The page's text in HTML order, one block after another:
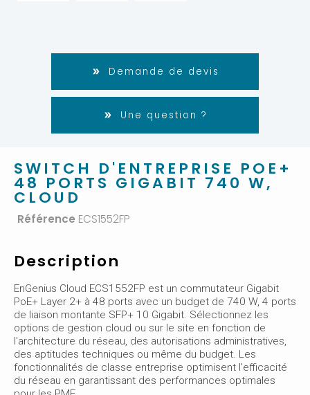
Demande de devis
Une question ?
SWITCH D'ENTREPRISE POE+
48 PORTS GIGABIT 740 W,
CLOUD
Référence ECS1552FP
Description
EnGenius Cloud ECS1552FP est un commutateur Gigabit
PoE+ Layer 2+ à 48 ports avec un budget de 740 W, 4 ports
de liaison montante SFP+ 10 Gigabit. Sélectionnez les
options de gestion cloud ou sur le site en fonction de
l'architecture du réseau, des autorisations administratives,
des aptitudes techniques ou même du budget. Les
fonctionnalités de classe entreprise optimisent l'efficacité
du réseau en garantissant des performances optimales